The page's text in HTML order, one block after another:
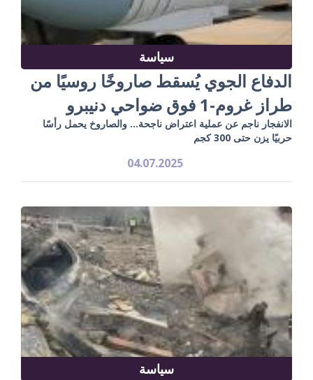
سياسة
الدفاع الجوي يُسقط صاروخًا روسيًا من
طراز غروم-1 فوق ضواحي دنيبرو
الانفجار ناجم عن عملية اعتراض ناجحة… والصاروخ يحمل رأسًا
حربيًا يزن حتى 300 كجم
04.07.2025
سياسة